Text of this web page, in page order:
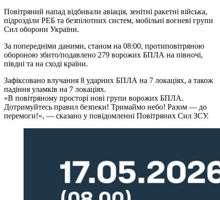
Повітряний напад відбивали авіація, зенітні ракетні війська,
підрозділи РЕБ та безпілотних систем, мобільні вогневі групи
Сил оборони України.
За попередніми даними, станом на 08:00, протиповітряною
обороною збито/подавлено 279 ворожих БПЛА на півночі,
півдні та на сході країни.
Зафіксовано влучання 8 ударних БПЛА на 7 локаціях, а також
падіння уламків на 7 локаціях.
«В повітряному просторі нові групи ворожих БПЛА.
Дотримуйтесь правил безпеки! Тримаймо небо! Разом — до
перемоги!», — сказано у повідомленні Повітряних Сил ЗСУ.